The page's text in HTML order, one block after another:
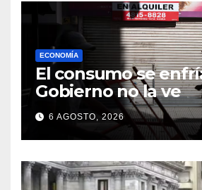
ECONOMÍA
El consumo se
Gobierno no la ve
6 AGOSTO, 2026